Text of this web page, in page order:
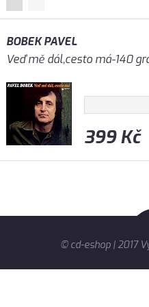
BOBEK PAVEL
Veď mě dál,cesto má-140
399 Kč
© cd-eshop | 2017